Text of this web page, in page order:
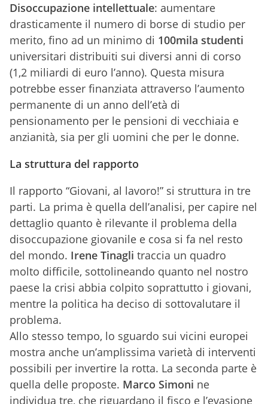
Disoccupazione intellettuale: aumentare
drasticamente il numero di borse di studio per
merito, fino ad un minimo di 100mila studenti
universitari distribuiti sui diversi anni di corso
(1,2 miliardi di euro l’anno). Questa misura
potrebbe esser finanziata attraverso l’aumento
permanente di un anno dell’età di
pensionamento per le pensioni di vecchiaia e
anzianità, sia per gli uomini che per le donne.
La struttura del rapporto
Il rapporto “Giovani, al lavoro!” si struttura in tre
parti. La prima è quella dell’analisi, per capire nel
dettaglio quanto è rilevante il problema della
disoccupazione giovanile e cosa si fa nel resto
del mondo. Irene Tinagli traccia un quadro
molto difficile, sottolineando quanto nel nostro
paese la crisi abbia colpito soprattutto i giovani,
mentre la politica ha deciso di sottovalutare il
problema.
Allo stesso tempo, lo sguardo sui vicini europei
mostra anche un’amplissima varietà di interventi
possibili per invertire la rotta. La seconda parte è
quella delle proposte. Marco Simoni ne
individua tre, che riguardano il fisco e l’evasione